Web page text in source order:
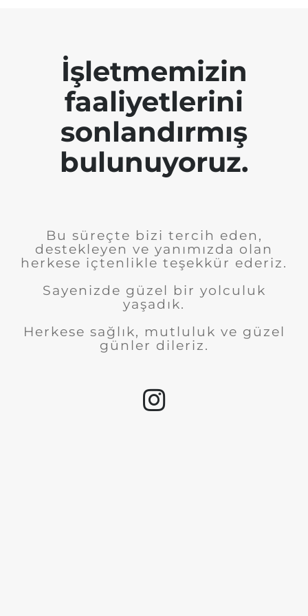
İşletmemizin
faaliyetlerini
sonlandırmış
bulunuyoruz.
Bu süreçte bizi tercih eden,
destekleyen ve yanımızda olan
herkese içtenlikle teşekkür ederiz.
Sayenizde güzel bir yolculuk
yaşadık.
Herkese sağlık, mutluluk ve güzel
günler dileriz.